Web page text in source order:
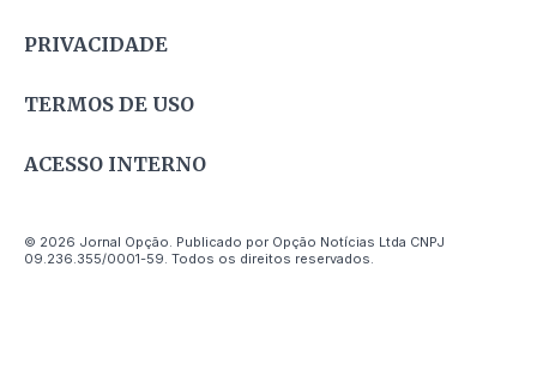
PRIVACIDADE
TERMOS DE USO
ACESSO INTERNO
© 2026 Jornal Opção. Publicado por Opção Notícias Ltda CNPJ
09.236.355/0001-59. Todos os direitos reservados.